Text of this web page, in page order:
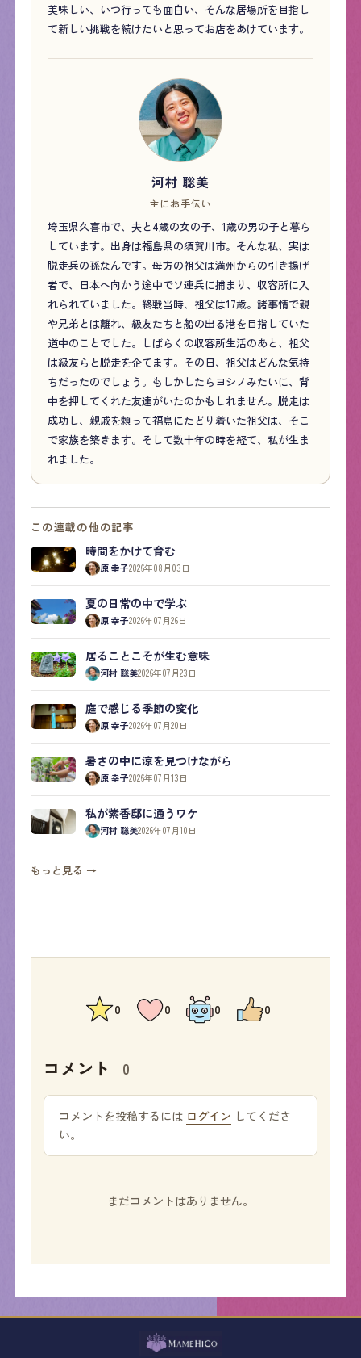
美味しい、いつ行っても面白い、そんな居場所を目指し
て新しい挑戦を続けたいと思ってお店をあけています。
河村 聡美
主にお手伝い
埼玉県久喜市で、夫と4歳の女の子、1歳の男の子と暮ら
しています。出身は福島県の須賀川市。そんな私、実は
脱走兵の孫なんです。母方の祖父は満州からの引き揚げ
者で、日本へ向かう途中でソ連兵に捕まり、収容所に入
れられていました。終戦当時、祖父は17歳。諸事情で親
や兄弟とは離れ、級友たちと船の出る港を目指していた
道中のことでした。しばらくの収容所生活のあと、祖父
は級友らと脱走を企てます。その日、祖父はどんな気持
ちだったのでしょう。もしかしたらヨシノみたいに、背
中を押してくれた友達がいたのかもしれません。脱走は
成功し、親戚を頼って福島にたどり着いた祖父は、そこ
で家族を築きます。そして数十年の時を経て、私が生ま
れました。
この連載の他の記事
時間をかけて育む
原 幸子2026年08月03日
夏の日常の中で学ぶ
原 幸子2026年07月26日
居ることこそが生む意味
河村 聡美2026年07月23日
庭で感じる季節の変化
原 幸子2026年07月20日
暑さの中に涼を見つけながら
原 幸子2026年07月13日
私が紫香邸に通うワケ
河村 聡美2026年07月10日
もっと見る →
0 0 0 0
コメント 0
コメントを投稿するには ログイン してくださ
い。
まだコメントはありません。